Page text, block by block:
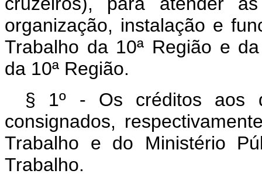
organização, instalação e
Trabalho da 10ª Região e
da 10ª Região.
§ 1º - Os créditos aos
consignados,
Trabalho e do Ministério
Trabalho.